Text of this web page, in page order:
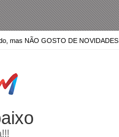
mas NÃO GOSTO DE NOVIDADES